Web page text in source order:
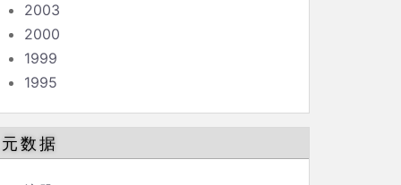
2003
2000
1999
1995
元数据